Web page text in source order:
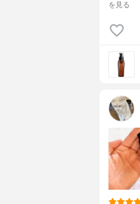
を見る